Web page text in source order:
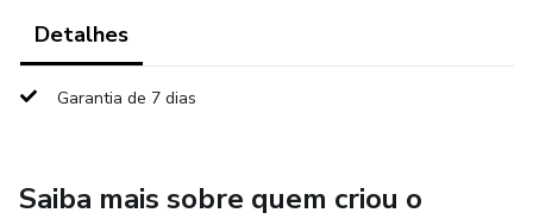
para você acompanhar.
entrega apenas um texto para ler. Ao final do seu
e seu Google Agenda é preenchido automaticamente com
Detalhes
Garantia de 7 dias
Saiba mais sobre quem criou o